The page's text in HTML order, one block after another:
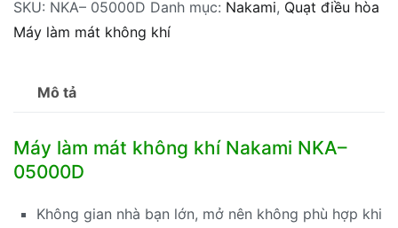
SKU: NKA– 05000D Danh mục: Nakami, Quạt điều hòa
Máy làm mát không khí
Mô tả
Máy làm mát không khí Nakami NKA–
05000D
Không gian nhà bạn lớn, mở nên không phù hợp khi